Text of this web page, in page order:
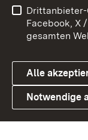
Link zum
Datenschutz
Facebook, X
gesamten
Alle
Notwendige